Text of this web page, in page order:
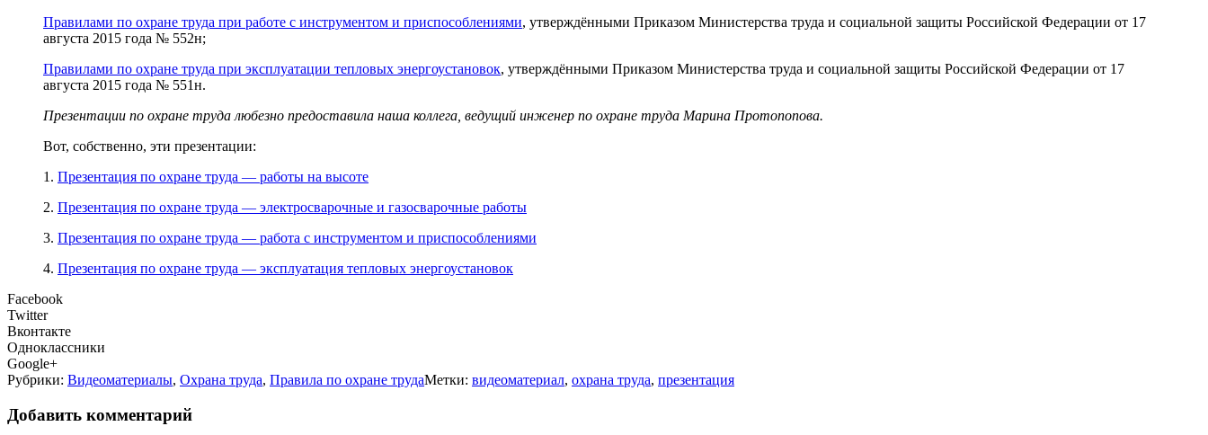
Правилами по охране труда при работе с инструментом и приспособлениями, утверждёнными Приказом Министерства труда и социальной защиты Российской Федерации от 17
августа 2015 года № 552н;
Правилами по охране труда при эксплуатации тепловых энергоустановок, утверждёнными Приказом Министерства труда и социальной защиты Российской Федерации от 17
августа 2015 года № 551н.
Презентации по охране труда любезно предоставила наша коллега, ведущий инженер по охране труда Марина Протопопова.
Вот, собственно, эти презентации:
1. Презентация по охране труда — работы на высоте
2. Презентация по охране труда — электросварочные и газосварочные работы
3. Презентация по охране труда — работа с инструментом и приспособлениями
4. Презентация по охране труда — эксплуатация тепловых энергоустановок
Facebook
Twitter
Вконтакте
Одноклассники
Google+
Рубрики: Видеоматериалы, Охрана труда, Правила по охране трудаМетки: видеоматериал, охрана труда, презентация
Добавить комментарий